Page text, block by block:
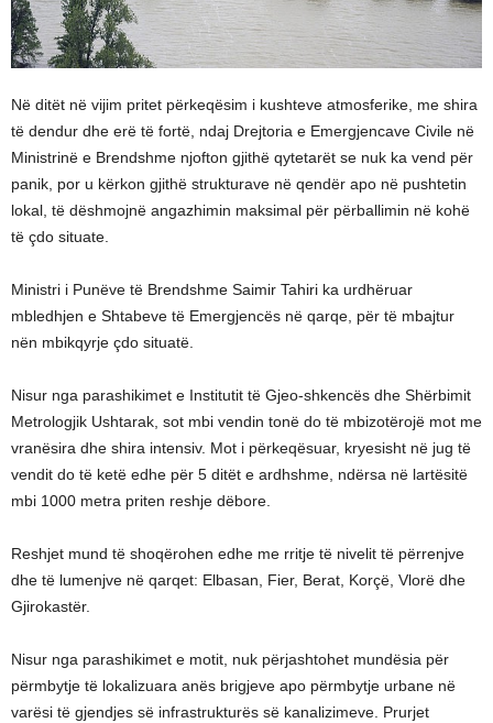
Në ditët në vijim pritet përkeqësim i kushteve atmosferike, me shira
të dendur dhe erë të fortë, ndaj Drejtoria e Emergjencave Civile në
Ministrinë e Brendshme njofton gjithë qytetarët se nuk ka vend për
panik, por u kërkon gjithë strukturave në qendër apo në pushtetin
lokal, të dëshmojnë angazhimin maksimal për përballimin në kohë
të çdo situate.
Ministri i Punëve të Brendshme Saimir Tahiri ka urdhëruar
mbledhjen e Shtabeve të Emergjencës në qarqe, për të mbajtur
nën mbikqyrje çdo situatë.
Nisur nga parashikimet e Institutit të Gjeo-shkencës dhe Shërbimit
Metrologjik Ushtarak, sot mbi vendin tonë do të mbizotërojë mot me
vranësira dhe shira intensiv. Mot i përkeqësuar, kryesisht në jug të
vendit do të ketë edhe për 5 ditët e ardhshme, ndërsa në lartësitë
mbi 1000 metra priten reshje dëbore.
Reshjet mund të shoqërohen edhe me rritje të nivelit të përrenjve
dhe të lumenjve në qarqet: Elbasan, Fier, Berat, Korçë, Vlorë dhe
Gjirokastër.
Nisur nga parashikimet e motit, nuk përjashtohet mundësia për
përmbytje të lokalizuara anës brigjeve apo përmbytje urbane në
varësi të gjendjes së infrastrukturës së kanalizimeve. Prurjet